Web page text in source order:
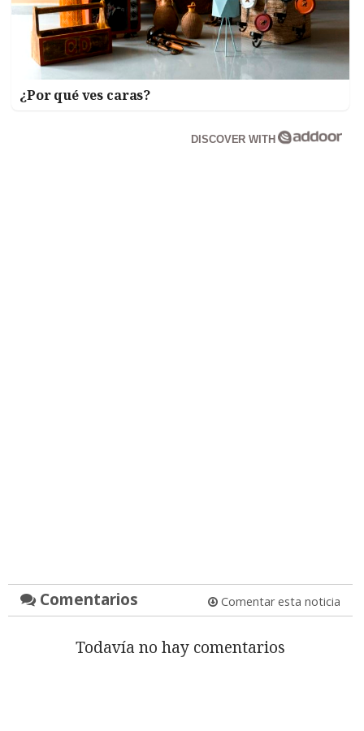
¿Por qué ves caras?
DISCOVER WITH
Comentarios Comentar esta noticia
Todavía no hay comentarios